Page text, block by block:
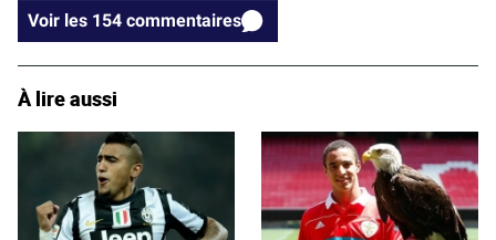
Voir les 154 commentaires
À lire aussi